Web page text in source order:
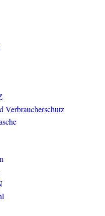
Verbraucherschutz